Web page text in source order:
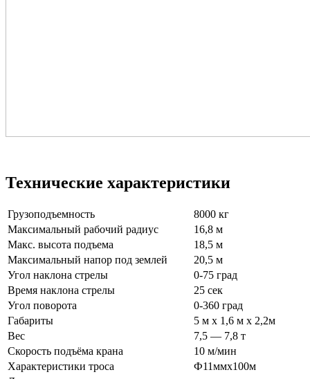
Технические характеристики
Грузоподъемность
8000 кг
Максимальный рабочий радиус
16,8 м
Макс. высота подъема
18,5 м
Максимальный напор под землей
20,5 м
Угол наклона стрелы
0-75 град
Время наклона стрелы
25 сек
Угол поворота
0-360 град
Габариты
5 м х 1,6 м х 2,2м
Вес
7,5 — 7,8 т
Скорость подъёма крана
10 м/мин
Характеристики троса
Ф11ммх100м